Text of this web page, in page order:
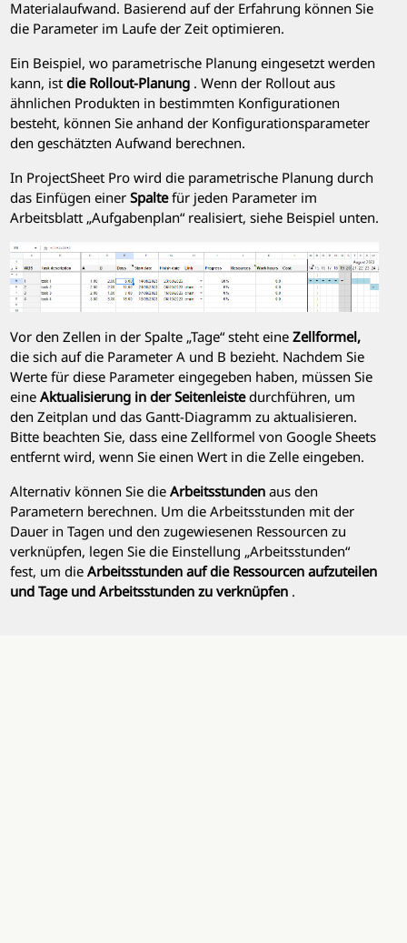
Materialaufwand. Basierend auf der Erfahrung können Sie
die Parameter im Laufe der Zeit optimieren.
Ein Beispiel, wo parametrische Planung eingesetzt werden
kann, ist die Rollout-Planung . Wenn der Rollout aus
ähnlichen Produkten in bestimmten Konfigurationen
besteht, können Sie anhand der Konfigurationsparameter
den geschätzten Aufwand berechnen.
In ProjectSheet Pro wird die parametrische Planung durch
das Einfügen einer Spaltefür jeden Parameter im
Arbeitsblatt „Aufgabenplan“ realisiert, siehe Beispiel unten.
Vor den Zellen in der Spalte „Tage“ steht eine Zellformel,
die sich auf die Parameter A und B bezieht. Nachdem Sie
Werte für diese Parameter eingegeben haben, müssen Sie
eine Aktualisierung in der Seitenleistedurchführen, um
den Zeitplan und das Gantt-Diagramm zu aktualisieren.
Bitte beachten Sie, dass eine Zellformel von Google Sheets
entfernt wird, wenn Sie einen Wert in die Zelle eingeben.
Alternativ können Sie die Arbeitsstunden aus den
Parametern berechnen. Um die Arbeitsstunden mit der
Dauer in Tagen und den zugewiesenen Ressourcen zu
verknüpfen, legen Sie die Einstellung „Arbeitsstunden“
fest, um die Arbeitsstunden auf die Ressourcen aufzuteilen
und Tage und Arbeitsstunden zu verknüpfen .